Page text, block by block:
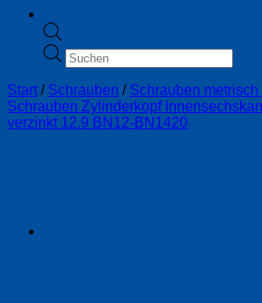
Products
search
Start / Schrauben / Schrauben
Schrauben Zylinderkopf
verzinkt 12.9 BN12-BN1420